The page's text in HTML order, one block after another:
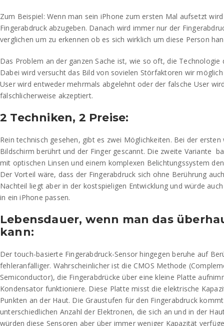
Zum Beispiel: Wenn man sein iPhone zum ersten Mal aufsetzt
Fingerabdruck abzugeben. Danach wird immer nur der
verglichen um zu erkennen ob es sich wirklich um diese Person
Das Problem an der ganzen Sache ist, wie so oft, die
Dabei wird versucht das Bild von sovielen Störfaktoren wir
User wird entweder mehrmals abgelehnt oder der falsche User
fälschlicherweise akzeptiert.
2 Techniken, 2 Preise:
Rein technisch gesehen, gibt es zwei Möglichkeiten. Bei der ersten
Bildschirm berührt und der Finger gescannt. Die zweite Variante
mit optischen Linsen und einem komplexen Belichtungssystem
Der Vorteil wäre, dass der Fingerabdruck sich ohne Berührung
Nachteil liegt aber in der kostspieligen Entwicklung und würde
in ein iPhone passen.
Lebensdauer, wenn man das
kann:
Der touch-basierte Fingerabdruck-Sensor hingegen beruhe auf
fehleranfälliger. Wahrscheinlicher ist die CMOS Methode
Semiconductor), die Fingerabdrücke über eine kleine Platte
Kondensator funktioniere. Diese Platte misst die elektrische
Punkten an der Haut. Die Graustufen für den Fingerabdruck
unterschiedlichen Anzahl der Elektronen, die sich an und in der
würden diese Sensoren aber über immer weniger Kapazität